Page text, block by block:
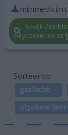
mijnmedicijn
Bekijk
oxycodon: de
Sorteer op
geslacht
algehele